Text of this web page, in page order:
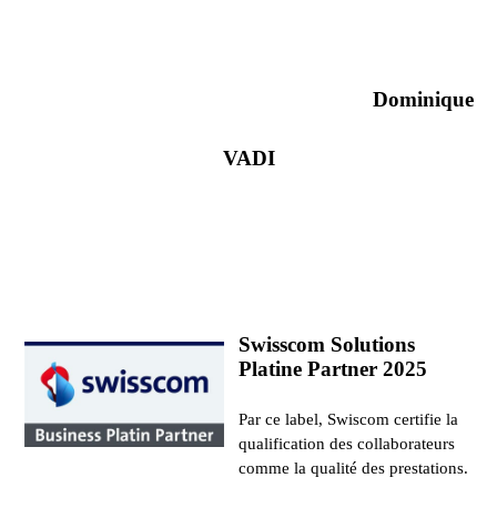
Dominique
VADI
Swisscom Solutions
Platine Partner 2025
Par ce label, Swiscom certifie la
qualification des collaborateurs
comme la qualité des prestations.